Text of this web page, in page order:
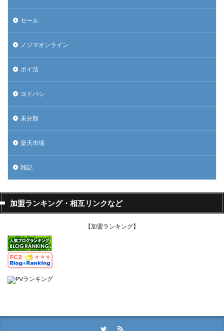
セール
ノジマオンライン
ポイ活
ヨドバシ
未分類
楽天市場
雑記
加盟ランキング・相互リンクなど
【加盟ランキング】